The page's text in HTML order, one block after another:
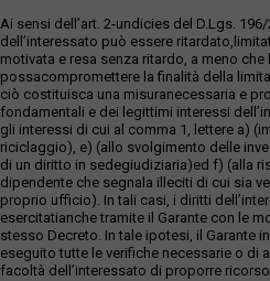
Ai sensi dell’art. 2-undicies del D.Lgs.
dell’interessato può essere
motivata e resa senza ritardo, a meno
possacompromettere la finalità della
ciò costituisca una misuranecessaria e
fondamentali e dei legittimi interessi
gli interessi di cui al comma 1, lettere a)
riciclaggio), e) (allo svolgimento delle
di un diritto in sedegiudiziaria)ed f) (alla
dipendente che segnala illeciti di cui sia
proprio ufficio). In tali casi, i diritti
esercitatianche tramite il Garante con le
stesso Decreto. In tale ipotesi, il Garante
eseguito tutte le verifiche necessarie o di
facoltà dell’interessato di proporre